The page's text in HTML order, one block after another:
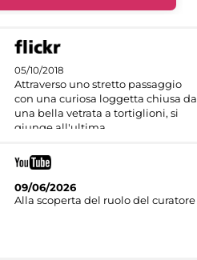
05/10/2018
Attraverso uno stretto passaggio
con una curiosa loggetta chiusa da
una bella vetrata a tortiglioni, si
giunge all'ultima
09/06/2026
Alla scoperta del ruolo del curatore